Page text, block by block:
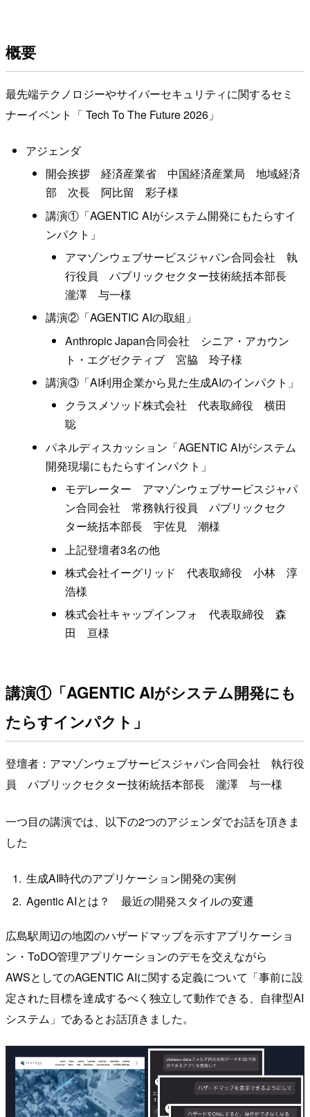
概要
最先端テクノロジーやサイバーセキュリティに関するセミ
ナーイベント「 Tech To The Future 2026」
アジェンダ
開会挨拶 経済産業省 中国経済産業局 地域経済
部 次長 阿比留 彩子様
講演①「AGENTIC AIがシステム開発にもたらすイ
ンパクト」
アマゾンウェブサービスジャパン合同会社 執
行役員 パブリックセクター技術統括本部長
瀧澤 与一様
講演②「AGENTIC AIの取組」
Anthropic Japan合同会社 シニア・アカウン
ト・エグゼクティブ 宮脇 玲子様
講演③「AI利用企業から見た生成AIのインパクト」
クラスメソッド株式会社 代表取締役 横田
聡
パネルディスカッション「AGENTIC AIがシステム
開発現場にもたらすインパクト」
モデレーター アマゾンウェブサービスジャパ
ン合同会社 常務執行役員 パブリックセク
ター統括本部長 宇佐見 潮様
上記登壇者3名の他
株式会社イーグリッド 代表取締役 小林 淳
浩様
株式会社キャップインフォ 代表取締役 森
田 亘様
講演①「AGENTIC AIがシステム開発にも
たらすインパクト」
登壇者：アマゾンウェブサービスジャパン合同会社 執行役
員 パブリックセクター技術統括本部長 瀧澤 与一様
一つ目の講演では、以下の2つのアジェンダでお話を頂きま
した
生成AI時代のアプリケーション開発の実例
Agentic AIとは？ 最近の開発スタイルの変遷
広島駅周辺の地図のハザードマップを示すアプリケーショ
ン・ToDO管理アプリケーションのデモを交えながら
AWSとしてのAGENTIC AIに関する定義について「事前に設
定された目標を達成するべく独立して動作できる、自律型AI
システム」であるとお話頂きました。